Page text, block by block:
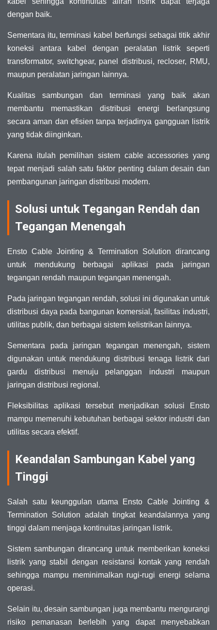
dengan baik.
Sementara itu, terminasi kabel berfungsi sebagai titik akhir
koneksi antara kabel dengan peralatan listrik seperti
transformator, switchgear, panel distribusi, recloser, RMU,
maupun peralatan jaringan lainnya.
Kualitas sambungan dan terminasi yang baik akan
membantu memastikan distribusi energi berlangsung
secara aman dan efisien tanpa terjadinya gangguan listrik
yang tidak diinginkan.
Karena itulah pemilihan sistem cable accessories yang
tepat menjadi salah satu faktor penting dalam desain dan
pembangunan jaringan distribusi modern.
Solusi untuk Tegangan Rendah dan
Tegangan Menengah
Ensto Cable Jointing & Termination Solution dirancang
untuk mendukung berbagai aplikasi pada jaringan
tegangan rendah maupun tegangan menengah.
Pada jaringan tegangan rendah, solusi ini digunakan untuk
distribusi daya pada bangunan komersial, fasilitas industri,
utilitas publik, dan berbagai sistem kelistrikan lainnya.
Sementara pada jaringan tegangan menengah, sistem
digunakan untuk mendukung distribusi tenaga listrik dari
gardu distribusi menuju pelanggan industri maupun
jaringan distribusi regional.
Fleksibilitas aplikasi tersebut menjadikan solusi Ensto
mampu memenuhi kebutuhan berbagai sektor industri dan
utilitas secara efektif.
Keandalan Sambungan Kabel yang
Tinggi
Salah satu keunggulan utama Ensto Cable Jointing &
Termination Solution adalah tingkat keandalannya yang
tinggi dalam menjaga kontinuitas jaringan listrik.
Sistem sambungan dirancang untuk memberikan koneksi
listrik yang stabil dengan resistansi kontak yang rendah
sehingga mampu meminimalkan rugi-rugi energi selama
operasi.
Selain itu, desain sambungan juga membantu mengurangi
risiko pemanasan berlebih yang dapat menyebabkan